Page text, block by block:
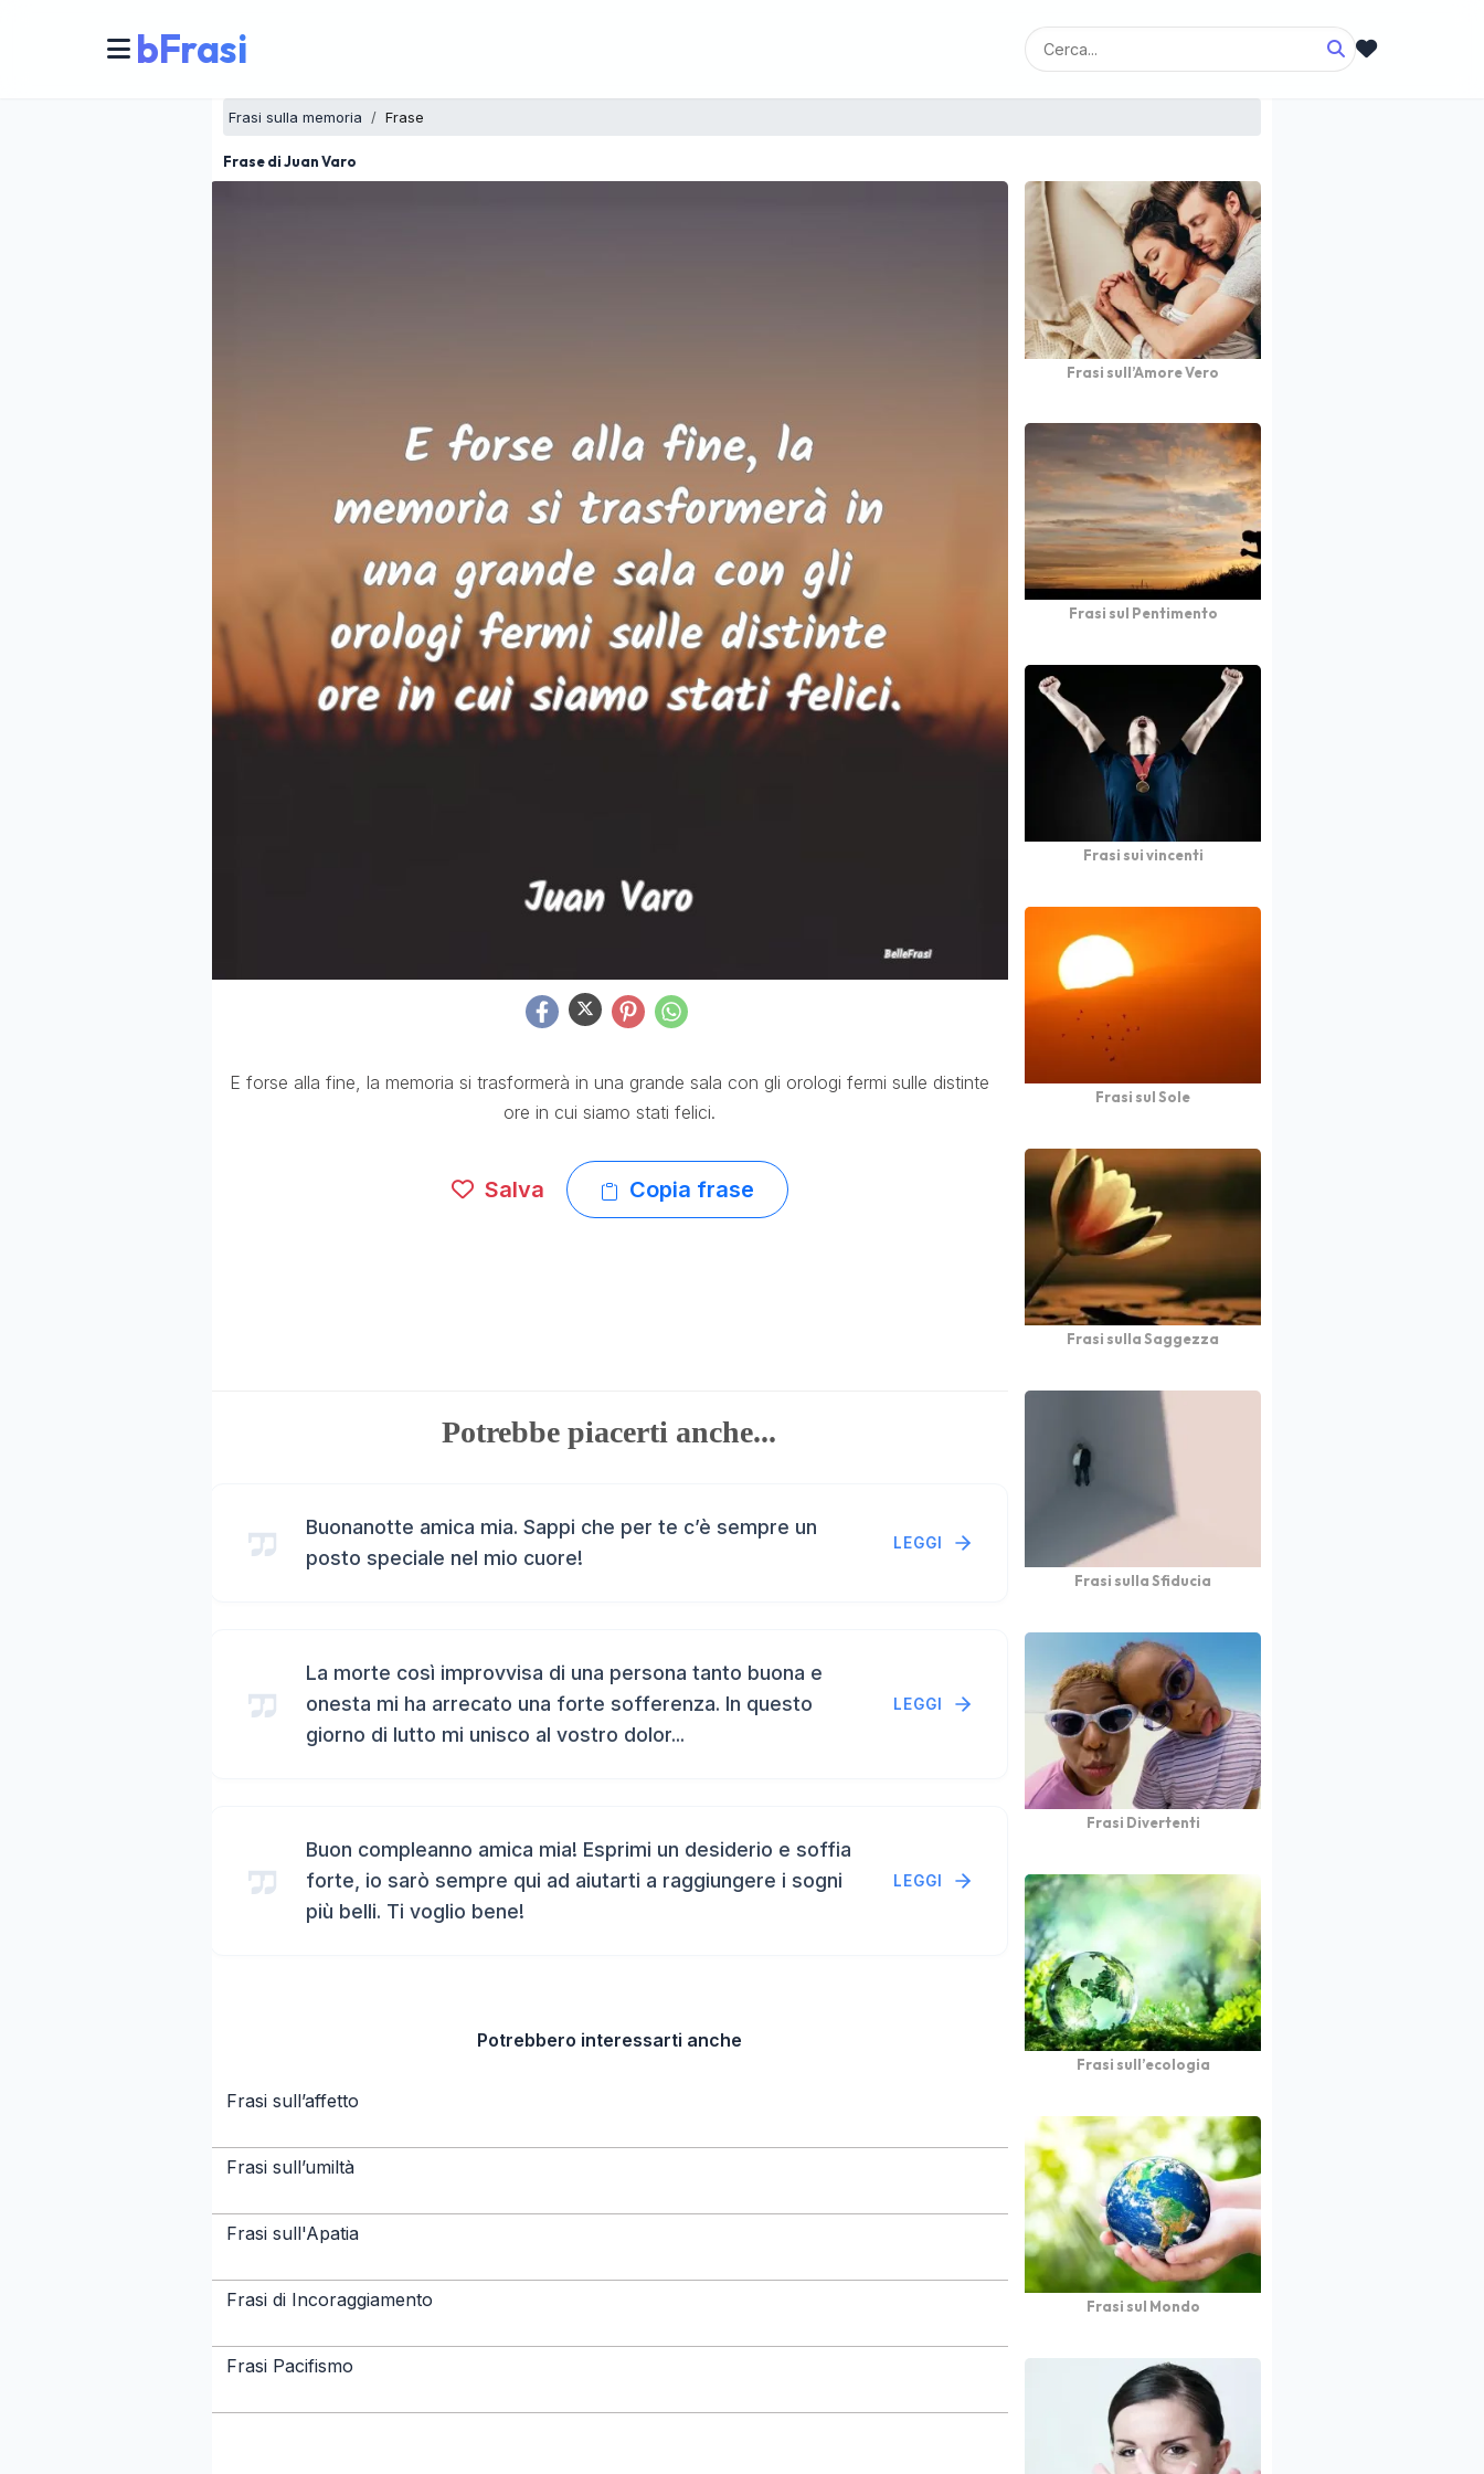
bFrasi
Frasi sulla memoria Frase
Frase di Juan Varo
E forse alla fine, la memoria si trasformerà in una grande sala con gli orologi fermi sulle distinte
ore in cui siamo stati felici.
Salva Copia frase
Potrebbe piacerti anche...
Buonanotte amica mia. Sappi che per te c’è sempre un
posto speciale nel mio cuore!
LEGGI
La morte così improvvisa di una persona tanto buona e
onesta mi ha arrecato una forte sofferenza. In questo
giorno di lutto mi unisco al vostro dolor...
LEGGI
Buon compleanno amica mia! Esprimi un desiderio e soffia
forte, io sarò sempre qui ad aiutarti a raggiungere i sogni
più belli. Ti voglio bene!
LEGGI
Potrebbero interessarti anche
Frasi sull’affetto
Frasi sull’umiltà
Frasi sull'Apatia
Frasi di Incoraggiamento
Frasi Pacifismo
Frasi sull’Amore Vero
Frasi sul Pentimento
Frasi sui vincenti
Frasi sul Sole
Frasi sulla Saggezza
Frasi sulla Sfiducia
Frasi Divertenti
Frasi sull’ecologia
Frasi sul Mondo